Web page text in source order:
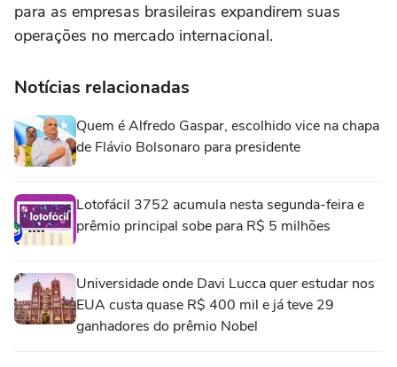
para as empresas brasileiras expandirem suas
operações no mercado internacional.
Notícias relacionadas
Quem é Alfredo Gaspar, escolhido vice na chapa
de Flávio Bolsonaro para presidente
Lotofácil 3752 acumula nesta segunda-feira e
prêmio principal sobe para R$ 5 milhões
Universidade onde Davi Lucca quer estudar nos
EUA custa quase R$ 400 mil e já teve 29
ganhadores do prêmio Nobel